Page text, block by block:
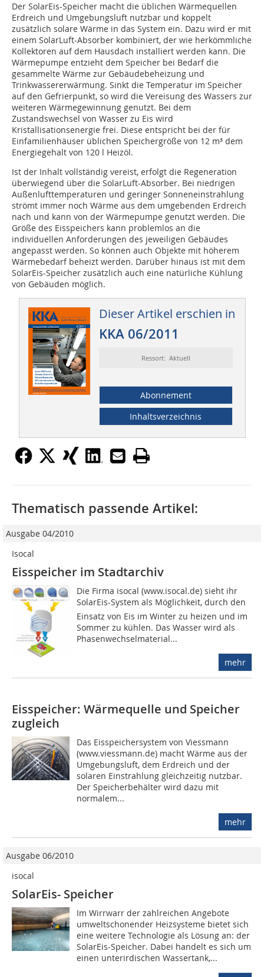
Der SolarEis-Speicher macht die üblichen Wärmequellen
Erdreich und Umgebungsluft nutzbar und koppelt
zusätzlich solare Wärme in das System ein. Dazu wird er mit
einem SolarLuft-Absorber kombiniert, der wie herkömmliche
Kollektoren auf dem Hausdach installiert werden kann. Die
Wärmepumpe entzieht dem Speicher bei Bedarf die
gesammelte Wärme zur Gebäudebeheizung und
Trinkwassererwärmung. Sinkt die Temperatur im Speicher
auf den Gefrierpunkt, so wird die Vereisung des Wassers zur
weiteren Wärmegewinnung genutzt. Bei dem
Zustandswechsel von Wasser zu Eis wird
Kristallisationsenergie frei. Diese entspricht bei der für
Einfamilienhäuser üblichen Speichergröße von 12 m³ dem
Energiegehalt von 120 l Heizöl.
Ist der Inhalt vollständig vereist, erfolgt die Regeneration
überwiegend über die SolarLuft-Absorber. Bei niedrigen
Außenlufttemperaturen und geringer Sonneneinstrahlung
strömt immer noch Wärme aus dem umgebenden Erdreich
nach und kann von der Wärmepumpe genutzt werden. Die
Größe des Eisspeichers kann problemlos an die
individuellen Anforderungen des jeweiligen Gebäudes
angepasst werden. So können auch Objekte mit höherem
Wärmebedarf beheizt werden. Darüber hinaus ist mit dem
SolarEis-Speicher zusätzlich auch eine natürliche Kühlung
von Gebäuden möglich.
Dieser Artikel erschien in
KKA 06/2011
Ressort: Aktuell
Abonnement
Inhaltsverzeichnis
Thematisch passende Artikel:
Ausgabe 04/2010
Isocal
Eisspeicher im Stadtarchiv
Die Firma isocal (www.isocal.de) sieht ihr
SolarEis-System als Möglichkeit, durch den
Einsatz von Eis im Winter zu heizen und im
Sommer zu kühlen. Das Wasser wird als
Phasenwechselmaterial...
mehr
Eisspeicher: Wärmequelle und Speicher
zugleich
Das Eisspeichersystem von Viessmann
(www.viessmann.de) macht Wärme aus der
Umgebungsluft, dem Erdreich und der
solaren Einstrahlung gleichzeitig nutzbar.
Der Speicherbehälter wird dazu mit
normalem...
mehr
Ausgabe 06/2010
isocal
SolarEis- Speicher
Im Wirrwarr der zahlreichen Angebote
umweltschonender Heizsysteme bietet sich
eine weitere Technologie als Lösung an: der
SolarEis-Speicher. Dabei handelt es sich um
einen unterirdischen Wassertank,...